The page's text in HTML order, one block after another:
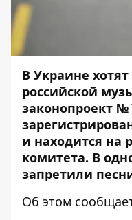
В Украине
российской
законопроект №
и находится на
комитета. В
запретили
Об этом